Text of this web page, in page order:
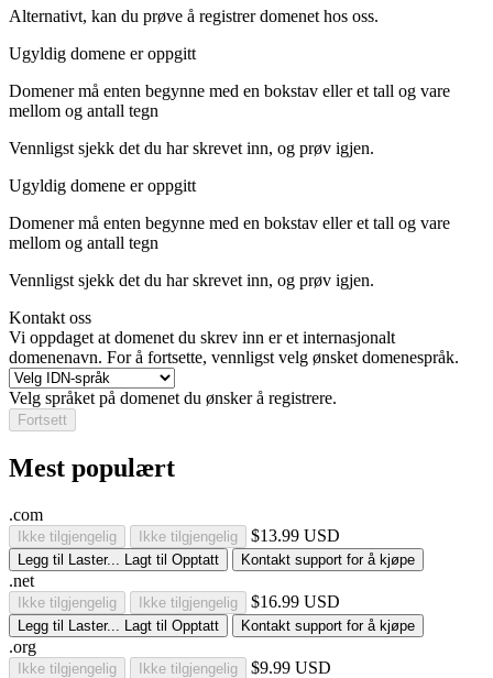
Alternativt, kan du prøve å registrer domenet hos oss.
Ugyldig domene er oppgitt
Domener må enten begynne med en bokstav eller et tall og vare
mellom og antall tegn
Vennligst sjekk det du har skrevet inn, og prøv igjen.
Ugyldig domene er oppgitt
Domener må enten begynne med en bokstav eller et tall og vare
mellom og antall tegn
Vennligst sjekk det du har skrevet inn, og prøv igjen.
Kontakt oss
Vi oppdaget at domenet du skrev inn er et internasjonalt
domenenavn. For å fortsette, vennligst velg ønsket domenespråk.
Velg språket på domenet du ønsker å registrere.
Fortsett
Mest populært
.com
Ikke tilgjengelig Ikke tilgjengelig $13.99 USD
Legg til Laster... Lagt til Opptatt Kontakt support for å kjøpe
.net
Ikke tilgjengelig Ikke tilgjengelig $16.99 USD
Legg til Laster... Lagt til Opptatt Kontakt support for å kjøpe
.org
Ikke tilgjengelig Ikke tilgjengelig $9.99 USD